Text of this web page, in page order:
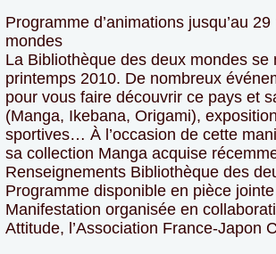
Programme d’animations jusqu’au
mondes
La Bibliothèque des deux mondes se
printemps 2010. De nombreux
pour vous faire découvrir ce pays et
(Manga, Ikebana, Origami),
sportives… À l’occasion de cette
sa collection Manga acquise
Renseignements Bibliothèque des
Programme disponible en pièce jointe
Manifestation organisée en
Attitude, l’Association France-Japon